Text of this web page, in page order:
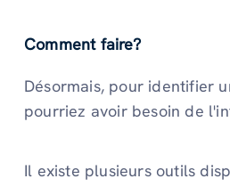
Comment faire?
Désormais, pour identifier
pourriez avoir besoin de
Il existe plusieurs outils